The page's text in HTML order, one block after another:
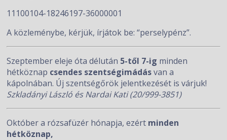
11100104-18246197-36000001
A közleménybe, kérjük, írjátok be: “perselypénz”.
Szeptember eleje óta délután 5-től 7-ig minden
hétköznap csendes szentségimádásvan a
kápolnában. Új szentségőrök jelentkezését is várjuk!
Szkladányi László és Nardai Kati (20/999-3851)
Október a rózsafüzér hónapja, ezért minden
hétköznap,